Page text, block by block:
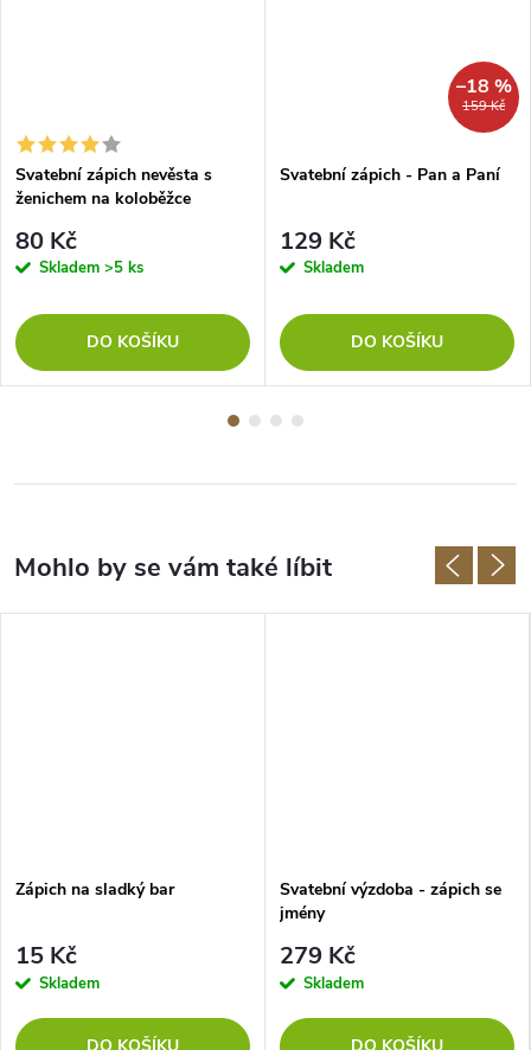
Svatební zápich nevěsta s
ženichem na koloběžce
80 Kč
Skladem >5 ks
DO KOŠÍKU
159 Kč
–18 %
Svatební zápich - Pan a Paní
129 Kč
Skladem
DO KOŠÍKU
Zápich na sladký bar
15 Kč
Skladem
DO KOŠÍKU
Svatební výzdoba - zápich se
jmény
279 Kč
Skladem
DO KOŠÍKU